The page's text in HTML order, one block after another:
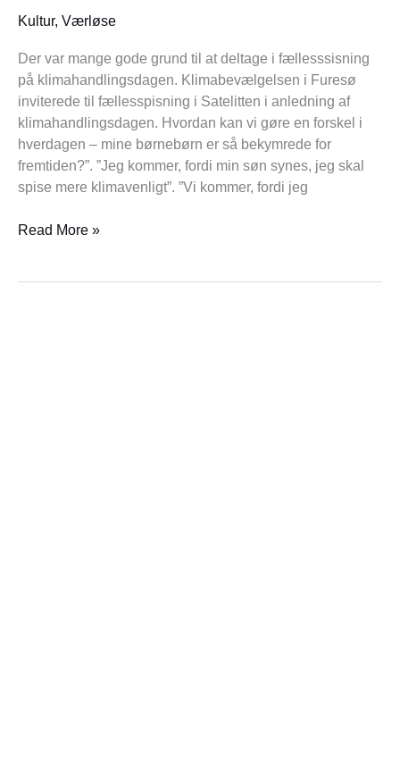
Kultur, Værløse
Der var mange gode grund til at deltage i fællesssisning
på klimahandlingsdagen. Klimabevælgelsen i Furesø
inviterede til fællesspisning i Satelitten i anledning af
klimahandlingsdagen. Hvordan kan vi gøre en forskel i
hverdagen – mine børnebørn er så bekymrede for
fremtiden?”. ”Jeg kommer, fordi min søn synes, jeg skal
spise mere klimavenligt”. ”Vi kommer, fordi jeg
Read More »